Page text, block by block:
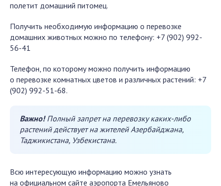
полетит домашний питомец.
Получить необходимую информацию о перевозке
домашних животных можно по телефону: +7 (902) 992-
56-41
Телефон, по которому можно получить информацию
о перевозке комнатных цветов и различных растений: +7
(902) 992-51-68.
Важно!Полный запрет на перевозку каких-либо
растений действует на жителей Азербайджана,
Таджикистана, Узбекистана.
Всю интересующую информацию можно узнать
на официальном сайте аэропорта Емельяново